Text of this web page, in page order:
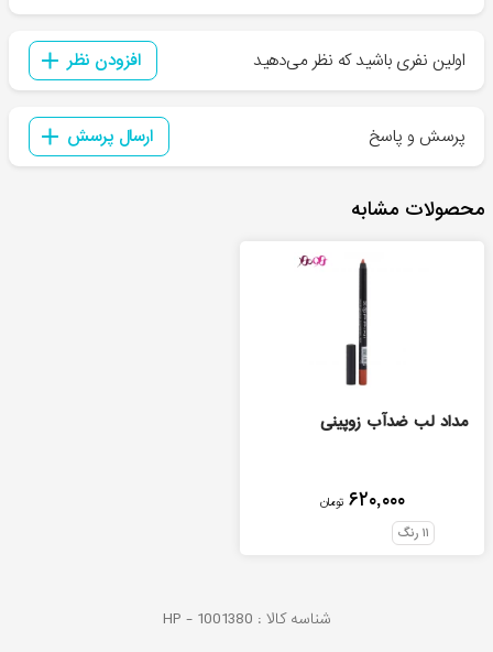
اولین نفری باشید که نظر می‌دهید افزودن نظر
پرسش و پاسخ ارسال پرسش
محصولات مشابه
مداد لب ضدآب زوپینی
۶۲۰,۰۰۰ تومان
۱۱ رنگ
شناسه کالا : HP - 1001380